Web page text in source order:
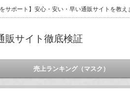
サポート】安心・安い・早い通販サイトを教え
販サイト徹底検証
売上ランキング（マスク）